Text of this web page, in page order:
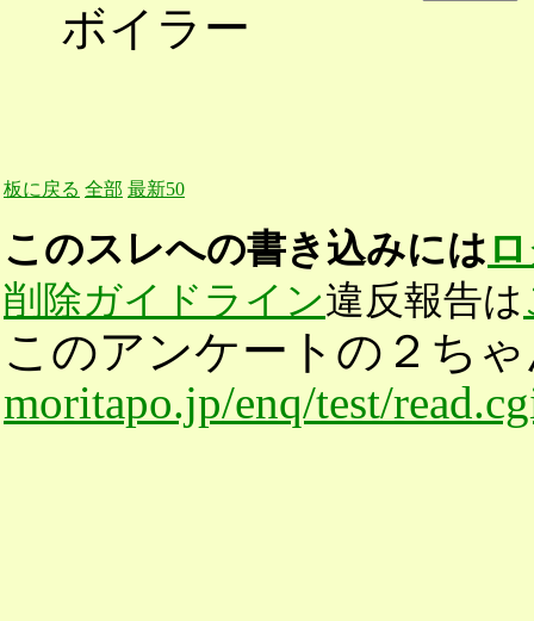
ボイラー
板に戻る 全部 最新50
このスレへの書き込みには
削除ガイドライン違反報告は
このアンケートの２ち
moritapo.jp/enq/test/